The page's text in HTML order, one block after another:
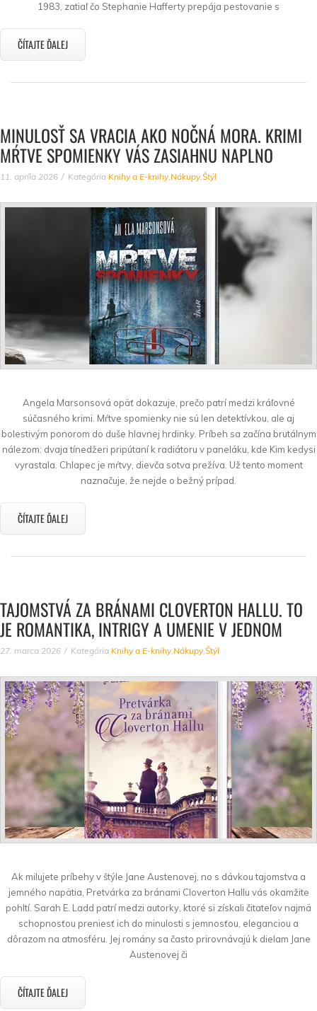
1983, zatiaľ čo Stephanie Hafferty prepája pestovanie s
ČÍTAJTE ĎALEJ
MINULOSŤ SA VRACIA AKO NOČNÁ MORA. KRIMI
MŔTVE SPOMIENKY VÁS ZASIAHNU NAPLNO
11. apríla 2026 Kategória Knihy a E-knihy, Nákupy,Štýl
Angela Marsonsová opäť dokazuje, prečo patrí medzi kráľovné
súčasného krimi. Mŕtve spomienky nie sú len detektívkou, ale aj
bolestivým ponorom do duše hlavnej hrdinky. Príbeh sa začína brutálnym
nálezom: dvaja tínedžeri pripútaní k radiátoru v paneláku, kde Kim kedysi
vyrastala. Chlapec je mŕtvy, dievča sotva prežíva. Už tento moment
naznačuje, že nejde o bežný prípad.
ČÍTAJTE ĎALEJ
TAJOMSTVÁ ZA BRÁNAMI CLOVERTON HALLU. TO
JE ROMANTIKA, INTRIGY A UMENIE V JEDNOM
27. marca 2026 Kategória Knihy a E-knihy, Nákupy,Štýl
Ak milujete príbehy v štýle Jane Austenovej, no s dávkou tajomstva a
jemného napätia, Pretvárka za bránami Cloverton Hallu vás okamžite
pohltí. Sarah E. Ladd patrí medzi autorky, ktoré si získali čitateľov najmä
schopnosťou preniesť ich do minulosti s jemnosťou, eleganciou a
dôrazom na atmosféru. Jej romány sa často prirovnávajú k dielam Jane
Austenovej či
ČÍTAJTE ĎALEJ